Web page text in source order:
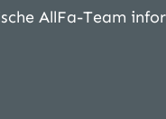
AllFa-Team